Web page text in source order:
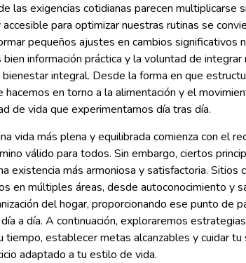
las exigencias cotidianas parecen multiplicarse
para optimizar nuestras rutinas se
pequeños ajustes en cambios significativos
bien información práctica y la voluntad de
integral. Desde la forma en que
hacemos en torno a la alimentación y el
de vida que experimentamos día tras día.
vida más plena y equilibrada comienza con el
válido para todos. Sin embargo, ciertos
existencia más armoniosa y satisfactoria. Sitios
en múltiples áreas, desde autoconocimiento y
del hogar, proporcionando ese punto de
a día. A continuación, exploraremos
establecer metas alcanzables y cuidar tu
adaptado a tu estilo de vida.